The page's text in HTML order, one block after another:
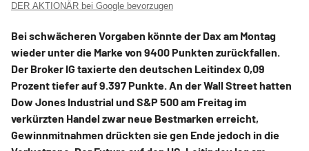
DER AKTIONÄR bei Google bevorzugen
Bei schwächeren Vorgaben könnte der Dax am Montag
wieder unter die Marke von 9400 Punkten zurückfallen.
Der Broker IG taxierte den deutschen Leitindex 0,09
Prozent tiefer auf 9.397 Punkte. An der Wall Street hatten
Dow Jones Industrial und S&P 500 am Freitag im
verkürzten Handel zwar neue Bestmarken erreicht,
Gewinnmitnahmen drückten sie gen Ende jedoch in die